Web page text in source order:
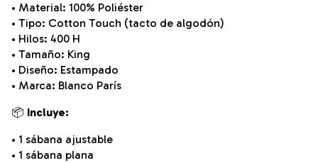
• Material: 100% Poliéster
• Tipo: Cotton Touch (tacto de algodón)
• Hilos: 400 H
• Tamaño: King
• Diseño: Estampado
• Marca: Blanco París
📦 Incluye:
• 1 sábana ajustable
• 1 sábana plana